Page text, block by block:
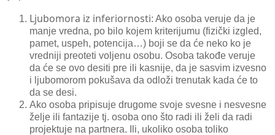
Ljubomora iz inferiornosti: Ako osoba veruje da je
manje vredna, po bilo kojem kriterijumu (fizički izgled,
pamet, uspeh, potencija…) boji se da će neko ko je
vredniji preoteti voljenu osobu. Osoba takođe veruje
da će se ovo desiti pre ili kasnije, da je sasvim izvesno
i ljubomorom pokušava da odloži trenutak kada će to
da se desi.
Ako osoba pripisuje drugome svoje svesne i nesvesne
želje ili fantazije tj. osoba ono što radi ili želi da radi
projektuje na partnera. Ili, ukoliko osoba toliko